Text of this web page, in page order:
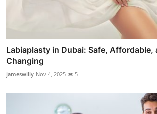
Labiaplasty in Dubai: Safe, Affordable,
Changing
jameswilly Nov 4, 2025 5